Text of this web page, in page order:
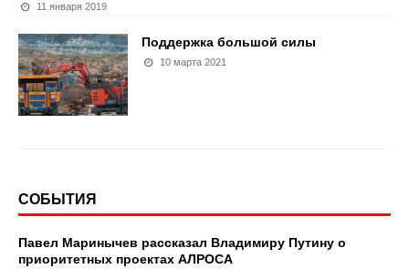
11 января 2019
Поддержка большой силы
10 марта 2021
СОБЫТИЯ
Павел Маринычев рассказал Владимиру Путину о
приоритетных проектах АЛРОСА